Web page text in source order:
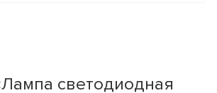
светодиодная